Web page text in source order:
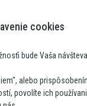
cookies
bude Vaša
alebo
povolíte ich
INSTAGRAM